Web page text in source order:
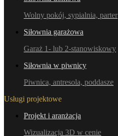
Wolny pokój, sypialnia, parter
Siłownia garażowa
Garaż 1- lub 2-stanowiskowy
Siłownia w piwnicy
Piwnica, antresola, poddasze
Usługi projektowe
Projekt i aranżacja
Wizualizacja 3D w cenie